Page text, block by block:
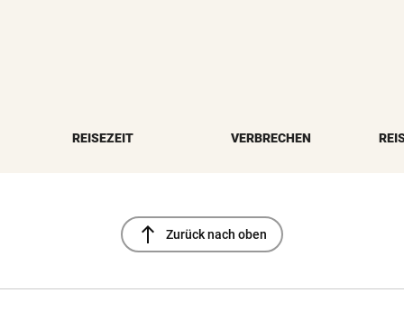
REISEZEIT VERBRECHEN
north Zurück nach oben